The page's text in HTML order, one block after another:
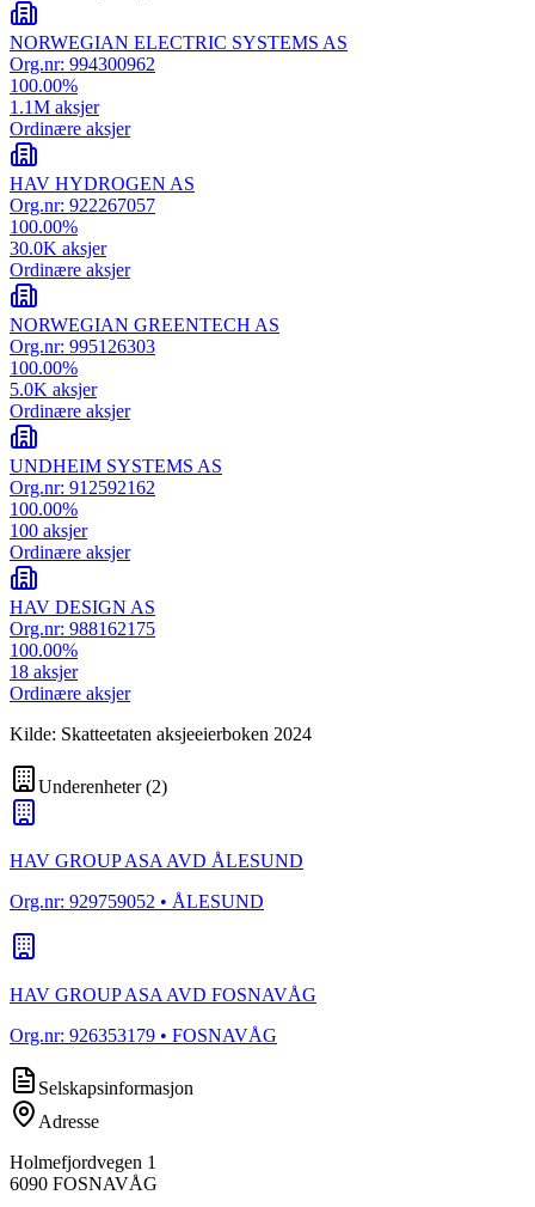
NORWEGIAN ELECTRIC SYSTEMS AS
Org.nr: 994300962
100.00%
1.1M aksjer
Ordinære aksjer
HAV HYDROGEN AS
Org.nr: 922267057
100.00%
30.0K aksjer
Ordinære aksjer
NORWEGIAN GREENTECH AS
Org.nr: 995126303
100.00%
5.0K aksjer
Ordinære aksjer
UNDHEIM SYSTEMS AS
Org.nr: 912592162
100.00%
100 aksjer
Ordinære aksjer
HAV DESIGN AS
Org.nr: 988162175
100.00%
18 aksjer
Ordinære aksjer
Kilde: Skatteetaten aksjeeierboken 2024
Underenheter(2)
HAV GROUP ASA AVD ÅLESUND
Org.nr: 929759052 • ÅLESUND
HAV GROUP ASA AVD FOSNAVÅG
Org.nr: 926353179 • FOSNAVÅG
Selskapsinformasjon
Adresse
Holmefjordvegen 1
6090 FOSNAVÅG